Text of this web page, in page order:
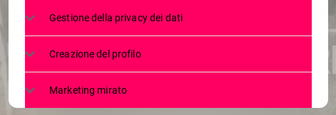
SONDRIO,
Gestione della privacy dei dati
Creazione del profilo
Marketing mirato